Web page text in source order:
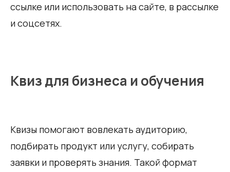
ссылке или использовать на сайте, в рассылке
и соцсетях.
Квиз для бизнеса и обучения
Квизы помогают вовлекать аудиторию,
подбирать продукт или услугу, собирать
заявки и проверять знания. Такой формат